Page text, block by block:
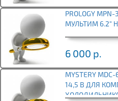
PROLOGY MPN-
МУЛЬТИМ 6.2"
6 000 р.
MYSTERY
14,5 В ДЛЯ